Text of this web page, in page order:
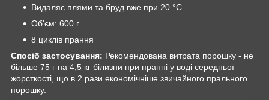
Видаляє плями та бруд вже при 20 °C
Об'єм: 600 г.
8 циклів прання
Спосіб застосування: Рекомендована витрата порошку - не
більше 75 г на 4,5 кг білизни при пранні у воді середньої
жорсткості, що в 2 рази економічніше звичайного прального
порошку.